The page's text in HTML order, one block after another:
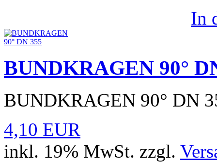
In
BUNDKRAGEN 90°
BUNDKRAGEN 90° DN
4,10 EUR
inkl. 19% MwSt. zzgl.